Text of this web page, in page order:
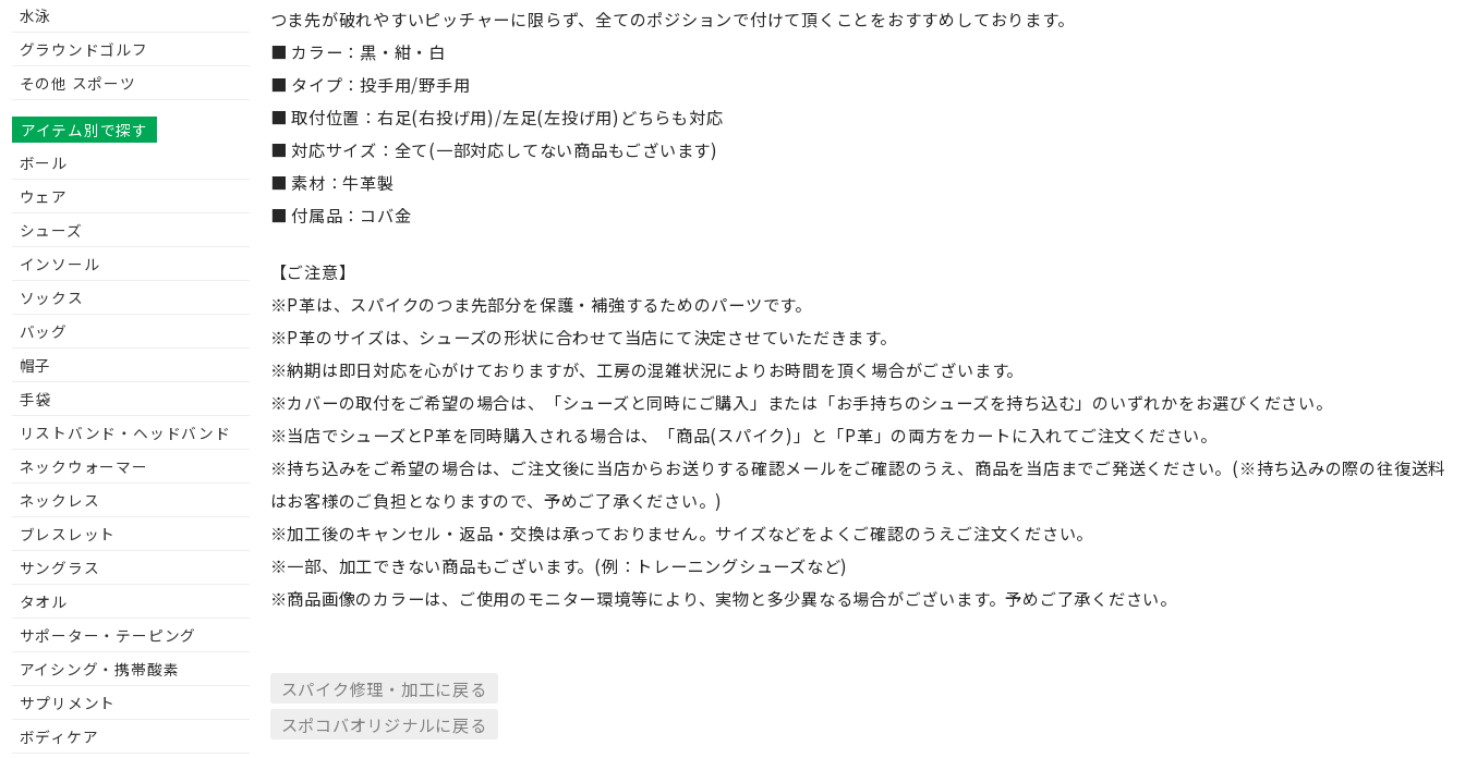
つま先が破れやすいピッチャーに限らず、全てのポジションで付けて頂くことをおすすめしております。
■ カラー：黒・紺・白
■ タイプ：投手用/野手用
■ 取付位置：右足(右投げ用)/左足(左投げ用)どちらも対応
■ 対応サイズ：全て(一部対応してない商品もございます)
■ 素材：牛革製
■ 付属品：コバ金
【ご注意】
※P革は、スパイクのつま先部分を保護・補強するためのパーツです。
※P革のサイズは、シューズの形状に合わせて当店にて決定させていただきます。
※納期は即日対応を心がけておりますが、工房の混雑状況によりお時間を頂く場合がございます。
※カバーの取付をご希望の場合は、「シューズと同時にご購入」または「お手持ちのシューズを持ち込む」のいずれかをお選びください。
※当店でシューズとP革を同時購入される場合は、「商品(スパイク)」と「P革」の両方をカートに入れてご注文ください。
※持ち込みをご希望の場合は、ご注文後に当店からお送りする確認メールをご確認のうえ、商品を当店までご発送ください。(※持ち込みの際の往復送料
はお客様のご負担となりますので、予めご了承ください。)
※加工後のキャンセル・返品・交換は承っておりません。サイズなどをよくご確認のうえご注文ください。
※一部、加工できない商品もございます。(例：トレーニングシューズなど)
※商品画像のカラーは、ご使用のモニター環境等により、実物と多少異なる場合がございます。予めご了承ください。
スパイク修理・加工に戻る
スポコバオリジナルに戻る
水泳
グラウンドゴルフ
その他 スポーツ
アイテム別で探す
ボール
ウェア
シューズ
インソール
ソックス
バッグ
帽子
手袋
リストバンド・ヘッドバンド
ネックウォーマー
ネックレス
ブレスレット
サングラス
タオル
サポーター・テーピング
アイシング・携帯酸素
サプリメント
ボディケア